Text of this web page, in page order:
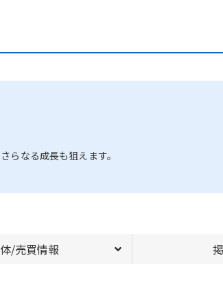
らなる成長も狙えます。
/売買情報